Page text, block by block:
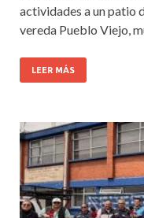
actividades a un patio
vereda Pueblo Viejo,
LEER MÁS